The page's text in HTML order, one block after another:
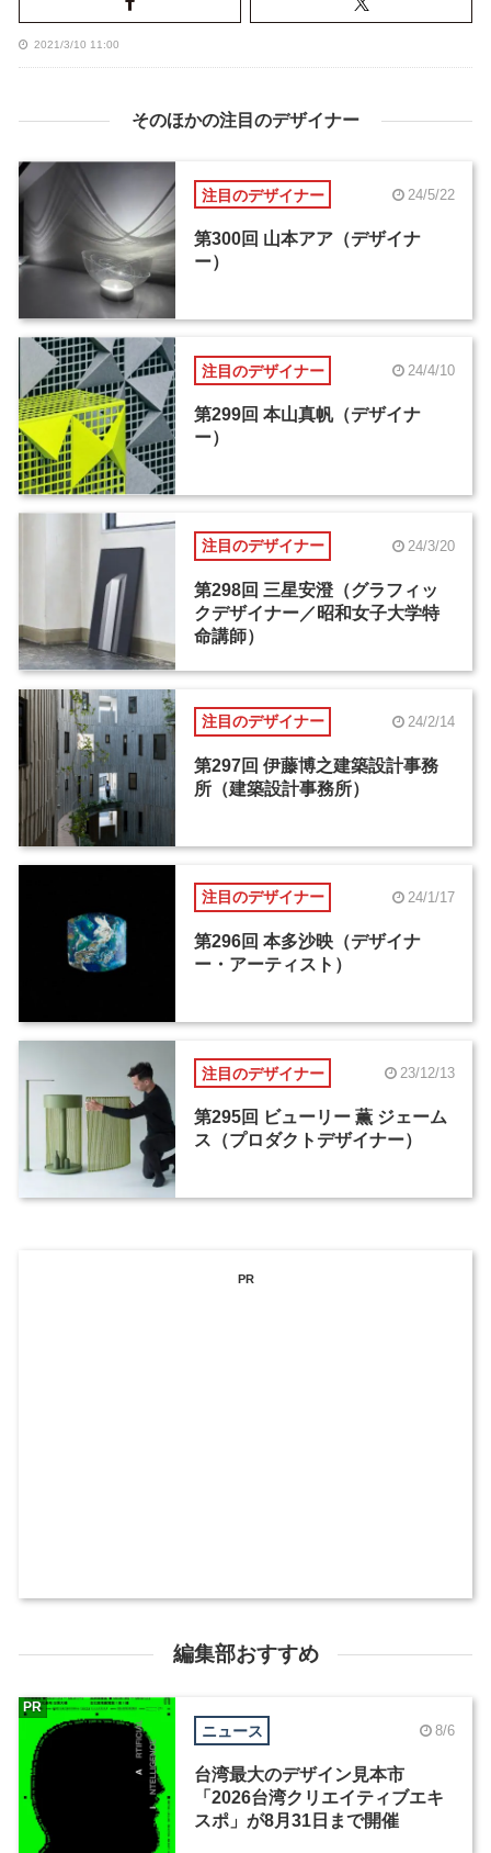
2021/3/10 11:00
そのほかの注目のデザイナー
注目のデザイナー 24/5/22
第300回 山本アア（デザイナ
ー）
注目のデザイナー 24/4/10
第299回 本山真帆（デザイナ
ー）
注目のデザイナー 24/3/20
第298回 三星安澄（グラフィッ
クデザイナー／昭和女子大学特
命講師）
注目のデザイナー 24/2/14
第297回 伊藤博之建築設計事務
所（建築設計事務所）
注目のデザイナー 24/1/17
第296回 本多沙映（デザイナ
ー・アーティスト）
注目のデザイナー 23/12/13
第295回 ビューリー 薫 ジェーム
ス（プロダクトデザイナー）
PR
編集部おすすめ
ニュース 8/6
台湾最大のデザイン見本市
「2026台湾クリエイティブエキ
スポ」が8月31日まで開催
PR